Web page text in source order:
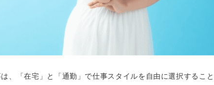
、「在宅」と「通勤」で仕事スタイルを自由に選択すること